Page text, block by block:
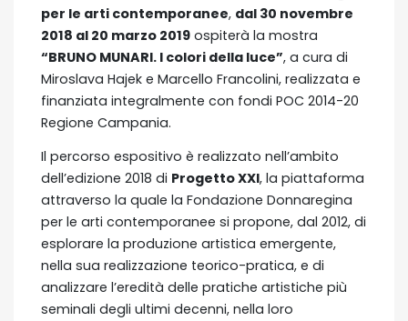
per le arti contemporanee, dal 30 novembre
2018 al 20 marzo 2019 ospiterà la mostra
“BRUNO MUNARI. I colori della luce”, a cura di
Miroslava Hajek e Marcello Francolini, realizzata e
finanziata integralmente con fondi POC 2014-20
Regione Campania.
Il percorso espositivo è realizzato nell’ambito
dell’edizione 2018 di Progetto XXI, la piattaforma
attraverso la quale la Fondazione Donnaregina
per le arti contemporanee si propone, dal 2012, di
esplorare la produzione artistica emergente,
nella sua realizzazione teorico-pratica, e di
analizzare l’eredità delle pratiche artistiche più
seminali degli ultimi decenni, nella loro